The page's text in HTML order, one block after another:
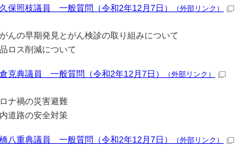
保照枝議員 一般質問（令和2年12月7日） （外部リンク）
んの早期発見とがん検診の取り組みについて
ロス削減について
克典議員 一般質問（令和2年12月7日） （外部リンク）
ナ禍の災害避難
道路の安全対策
八重典議員 一般質問（令和2年12月7日） （外部リンク）